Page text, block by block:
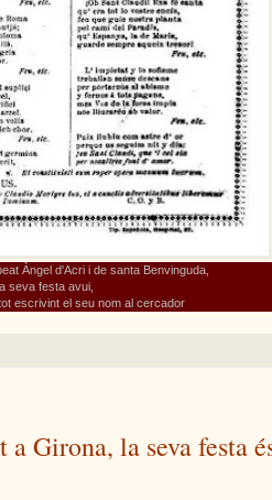
Àngel d'Acri i de santa Benvinguda,
seva festa avui,
escrivint el seu nom al cercador
Girona, la seva festa